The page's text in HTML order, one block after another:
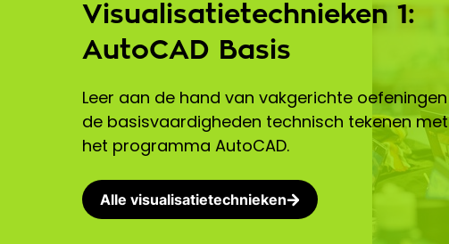
Visualisatietechnieken 1:
AutoCAD Basis
Leer aan de hand van vakgerichte oefeningen
de basisvaardigheden technisch tekenen met
het programma AutoCAD.
Alle visualisatietechnieken